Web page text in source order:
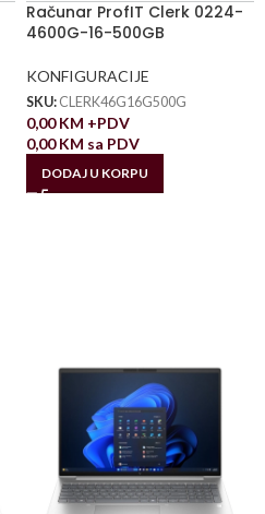
Računar ProfIT Clerk 0224-
4600G-16-500GB
KONFIGURACIJE
SKU: CLERK46G16G500G
0,00KM +PDV
0,00KM sa PDV
DODAJ U KORPU